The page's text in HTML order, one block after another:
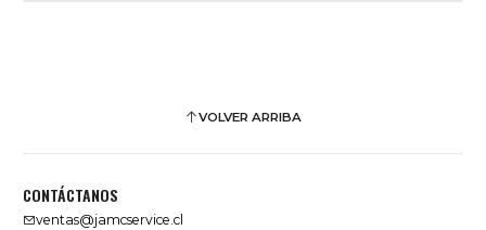
VOLVER ARRIBA
CONTÁCTANOS
ventas@jamcservice.cl